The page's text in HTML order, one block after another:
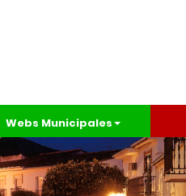
Webs Municipales